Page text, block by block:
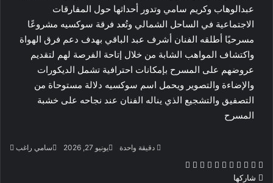
عبدالوهاب وكريم سامي وتدور أحداثها حول المفارقات
الاجتماعية في الساحل الشمالي وتُعد فرقة سوكسيه مشروعًا
مسرحيًا أطلقه الفنان أشرف عبد الباقي بهدف دعم فرق الهواة
واكتشاف المواهب الشابة من خلال إتاحة الفرصة لهم لتقديم
عروضهم على المسرح بإمكانات احترافية تشمل الديكورات
والإضاءة والتصوير ويحمل اسم سوكسيه دلالة مستوحاة من
التصفيق والتشجيع الذي يناله الفنان عند نجاحه على خشبة
المسرح
سامي راغب يونيو 27, 2026 دقيقة واحدة
فيسبوك
‫X لينكدإنبينتيريست
‫Pocket
واتساب
تيلقرام
ڤايبر
شاركها